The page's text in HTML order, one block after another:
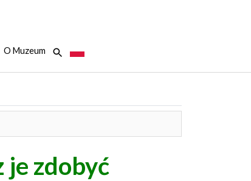
O Muzeum
je zdobyć